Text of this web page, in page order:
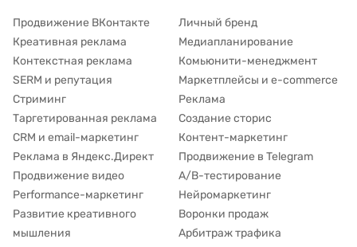
Продвижение ВКонтакте
Креативная реклама
Контекстная реклама
SERM и репутация
Стриминг
Таргетированная реклама
CRM и email-маркетинг
Реклама в Яндекс.Директ
Продвижение видео
Performance-маркетинг
Развитие креативного
мышления
Личный бренд
Медиапланирование
Комьюнити-менеджмент
Маркетплейсы и e-commerce
Реклама
Создание сторис
Контент-маркетинг
Продвижение в Telegram
A/B-тестирование
Нейромаркетинг
Воронки продаж
Арбитраж трафика